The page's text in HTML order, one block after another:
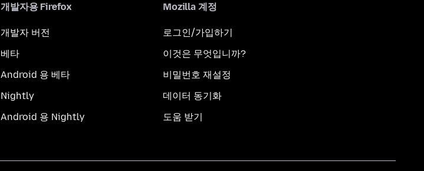
개발자용 Firefox
개발자 버전
베타
Android 용 베타
Nightly
Android 용 Nightly
Mozilla 계정
로그인/가입하기
이것은 무엇입니까?
비밀번호 재설정
데이터 동기화
도움 받기